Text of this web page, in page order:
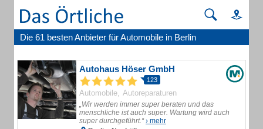
Die 61 besten Anbieter für Automobile in Berlin
Autohaus Höser GmbH
123
Automobile Autoreparaturen
„Wir werden immer super beraten und das
menschliche ist auch super. Wartung wird auch
super durchgeführt.“› mehr